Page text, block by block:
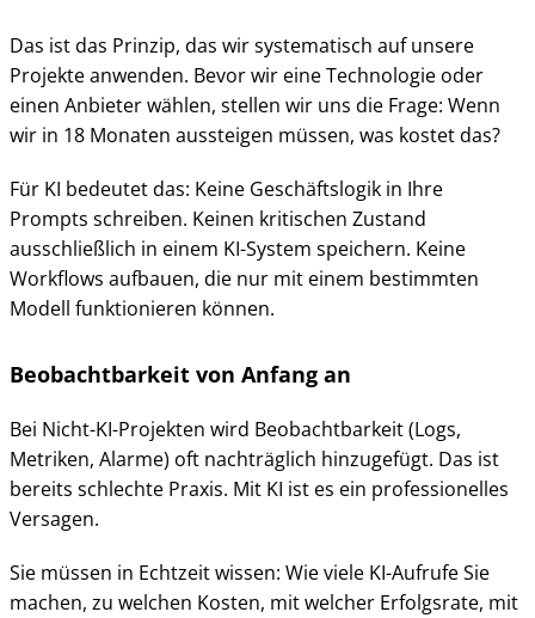
Das ist das Prinzip, das wir systematisch auf unsere
Projekte anwenden. Bevor wir eine Technologie oder
einen Anbieter wählen, stellen wir uns die Frage: Wenn
wir in 18 Monaten aussteigen müssen, was kostet das?
Für KI bedeutet das: Keine Geschäftslogik in Ihre
Prompts schreiben. Keinen kritischen Zustand
ausschließlich in einem KI-System speichern. Keine
Workflows aufbauen, die nur mit einem bestimmten
Modell funktionieren können.
Beobachtbarkeit von Anfang an
Bei Nicht-KI-Projekten wird Beobachtbarkeit (Logs,
Metriken, Alarme) oft nachträglich hinzugefügt. Das ist
bereits schlechte Praxis. Mit KI ist es ein professionelles
Versagen.
Sie müssen in Echtzeit wissen: Wie viele KI-Aufrufe Sie
machen, zu welchen Kosten, mit welcher Erfolgsrate, mit